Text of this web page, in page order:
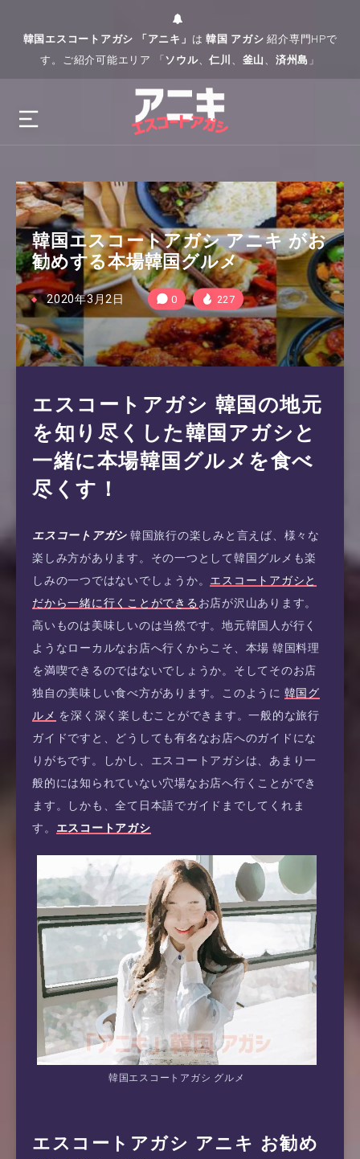
韓国エスコートアガシ 「アニキ」 は 韓国 アガシ 紹介専門HPで
す。ご紹介可能エリア 「 ソウル、仁川 、 釜山 、 済州島 」
韓国エスコートアガシ アニキ がお
勧めする本場韓国グルメ
2020年3月2日 0 227
エスコートアガシ 韓国の地元
を知り尽くした韓国アガシと
一緒に本場韓国グルメを食べ
尽くす！
エスコートアガシ 韓国旅行の楽しみと言えば、様々な
楽しみ方があります。その一つとして韓国グルメも楽
しみの一つではないでしょうか。 エスコートアガシと
だから一緒に行くことができる お店が沢山あります。
高いものは美味しいのは当然です。地元韓国人が行く
ようなローカルなお店へ行くからこそ、本場 韓国料理
を満喫できるのではないでしょうか。そしてそのお店
独自の美味しい食べ方があります。このように 韓国グ
ルメ を深く深く楽しむことができます。一般的な旅行
ガイドですと、どうしても有名なお店へのガイドにな
りがちです。しかし、エスコートアガシは、あまり一
般的には知られていない穴場なお店へ行くことができ
ます。しかも、全て日本語でガイドまでしてくれま
す。 エスコートアガシ
韓国エスコートアガシ グルメ
エスコートアガシ アニキ お勧め